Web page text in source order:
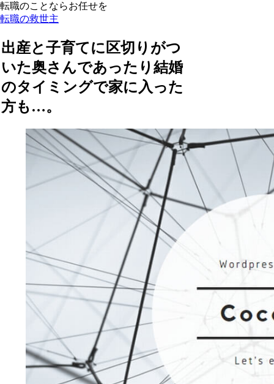
転職のことならお任せを
転職の救世主
出産と子育てに区切りがつ
いた奥さんであったり結婚
のタイミングで家に入った
方も…。